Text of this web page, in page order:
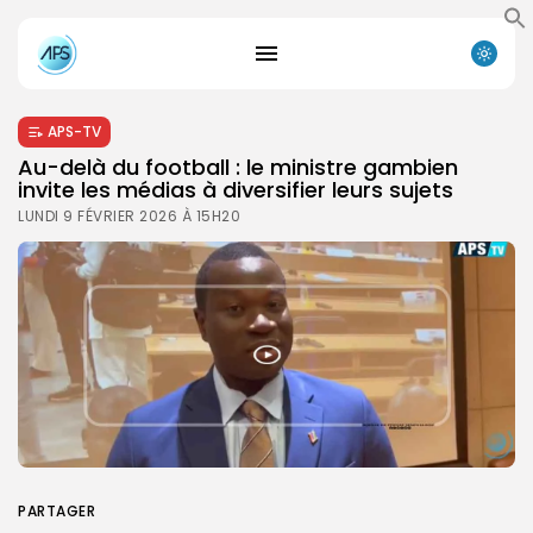
APS-TV
Au-delà du football : le ministre gambien
invite les médias à diversifier leurs sujets
LUNDI 9 FÉVRIER 2026 À 15H20
PARTAGER